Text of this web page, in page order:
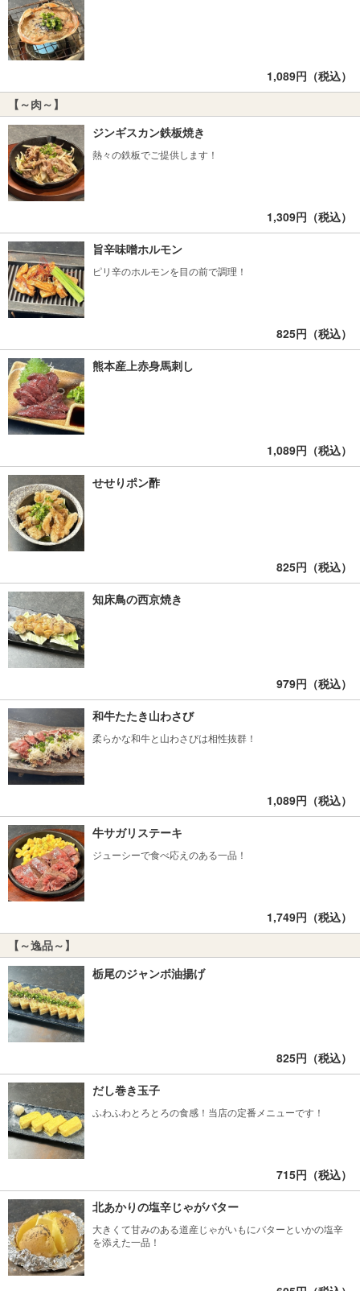
1,089円（税込）
【～肉～】
ジンギスカン鉄板焼き
熱々の鉄板でご提供します！
1,309円（税込）
旨辛味噌ホルモン
ピリ辛のホルモンを目の前で調理！
825円（税込）
熊本産上赤身馬刺し
1,089円（税込）
せせりポン酢
825円（税込）
知床鳥の西京焼き
979円（税込）
和牛たたき山わさび
柔らかな和牛と山わさびは相性抜群！
1,089円（税込）
牛サガリステーキ
ジューシーで食べ応えのある一品！
1,749円（税込）
【～逸品～】
栃尾のジャンボ油揚げ
825円（税込）
だし巻き玉子
ふわふわとろとろの食感！当店の定番メニューです！
715円（税込）
北あかりの塩辛じゃがバター
大きくて甘みのある道産じゃがいもにバターといかの塩辛
を添えた一品！